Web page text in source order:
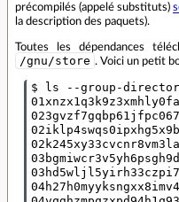
précompilés (appelé substituts)
la description des paquets).
Toutes les dépendances
/gnu/store . Voici un petit
$ ls --group-